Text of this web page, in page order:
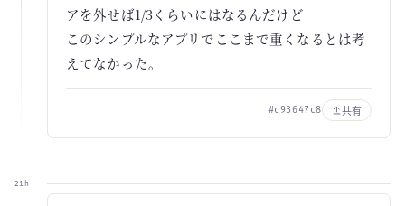
アを外せば1/3くらいにはなるんだけど
このシンプルなアプリでここまで重くなるとは考
えてなかった。
#c93647c8 共有
21h